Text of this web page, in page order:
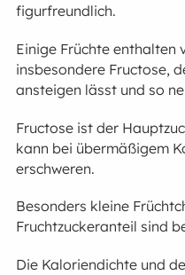
figurfreundlich.
Einige Früchte enthalten
insbesondere Fructose,
ansteigen lässt und so
Fructose ist der
kann bei übermäßigem
erschweren.
Besonders kleine
Fruchtzuckeranteil sind
Die Kaloriendichte und